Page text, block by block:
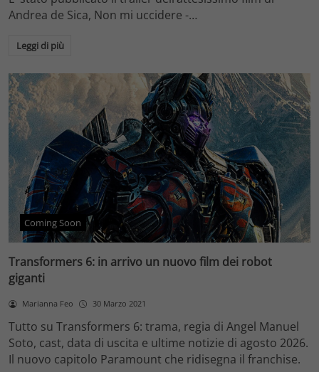
Andrea de Sica, Non mi uccidere -…
Leggi di più
Coming Soon
Transformers 6: in arrivo un nuovo film dei robot
giganti
Marianna Feo 30 Marzo 2021
Tutto su Transformers 6: trama, regia di Angel Manuel
Soto, cast, data di uscita e ultime notizie di agosto 2026.
Il nuovo capitolo Paramount che ridisegna il franchise.